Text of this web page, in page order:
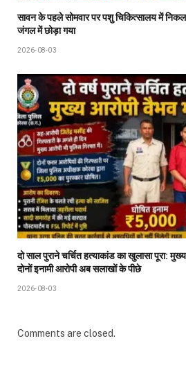
सावन के पहले सोमवार पर पशु चिकित्सालय में
जंगल में छोड़ा गया
2026-08-03
दो साल पुराने चर्चित हत्याकांड का खुलासा पूरा:
दोनों इनामी आरोपी अब सलाखों के पीछे
2026-08-03
Comments are closed.